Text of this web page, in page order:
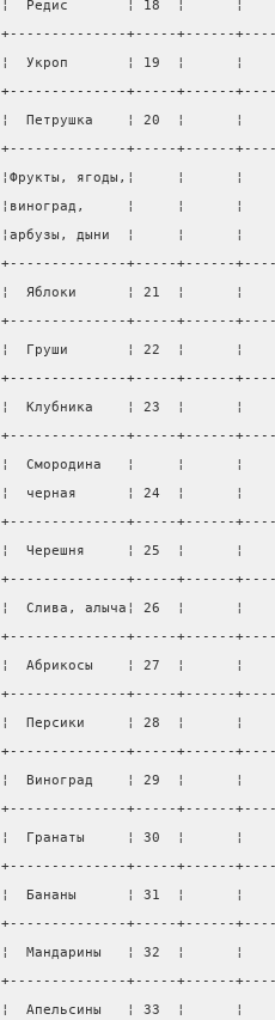
¦  Редис       ¦ 18  ¦
+--------------+-----+------
¦  Укроп       ¦ 19  ¦
+--------------+-----+------
¦  Петрушка    ¦ 20  ¦
+--------------+-----+------
¦Фрукты, ягоды,¦     ¦
¦виноград,     ¦     ¦
¦арбузы, дыни  ¦     ¦
+--------------+-----+------
¦  Яблоки      ¦ 21  ¦
+--------------+-----+------
¦  Груши       ¦ 22  ¦
+--------------+-----+------
¦  Клубника    ¦ 23  ¦
+--------------+-----+------
¦  Смородина   ¦     ¦
¦  черная      ¦ 24  ¦
+--------------+-----+------
¦  Черешня     ¦ 25  ¦
+--------------+-----+------
¦  Слива, алыча¦ 26  ¦
+--------------+-----+------
¦  Абрикосы    ¦ 27  ¦
+--------------+-----+------
¦  Персики     ¦ 28  ¦
+--------------+-----+------
¦  Виноград    ¦ 29  ¦
+--------------+-----+------
¦  Гранаты     ¦ 30  ¦
+--------------+-----+------
¦  Бананы      ¦ 31  ¦
+--------------+-----+------
¦  Мандарины   ¦ 32  ¦
+--------------+-----+------
¦  Апельсины   ¦ 33  ¦